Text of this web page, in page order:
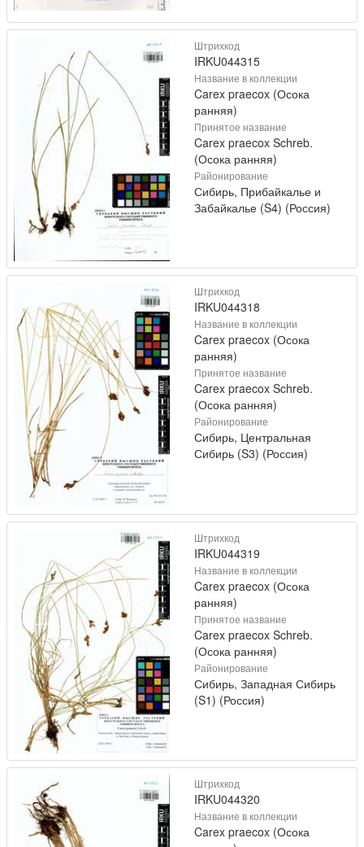
Штрихкод
IRKU044315
Название в коллекции
Carex praecox (Осока
ранняя)
Принятое название
Carex praecox Schreb.
(Осока ранняя)
Районирование
Сибирь, Прибайкалье и
Забайкалье (S4) (Россия)
Штрихкод
IRKU044318
Название в коллекции
Carex praecox (Осока
ранняя)
Принятое название
Carex praecox Schreb.
(Осока ранняя)
Районирование
Сибирь, Центральная
Сибирь (S3) (Россия)
Штрихкод
IRKU044319
Название в коллекции
Carex praecox (Осока
ранняя)
Принятое название
Carex praecox Schreb.
(Осока ранняя)
Районирование
Сибирь, Западная Сибирь
(S1) (Россия)
Штрихкод
IRKU044320
Название в коллекции
Carex praecox (Осока